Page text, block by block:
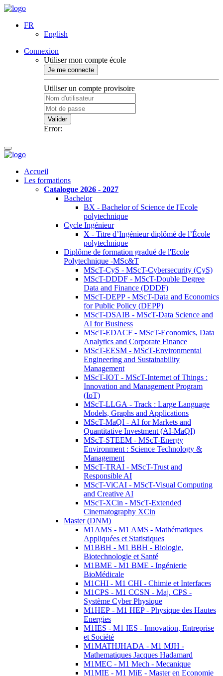
FR
English
Connexion
Utiliser mon compte école
Je me connecte
Utiliser un compte provisoire
Valider
Error:
Accueil
Les formations
Catalogue 2026 - 2027
Bachelor
BX - Bachelor of Science de l'Ecole
polytechnique
Cycle Ingénieur
X - Titre d’Ingénieur diplômé de l’École
polytechnique
Diplôme de formation gradué de l'Ecole
Polytechnique -MSc&T
MScT-CyS - MScT-Cybersecurity (CyS)
MScT-DDDF - MScT-Double Degree
Data and Finance (DDDF)
MScT-DEPP - MScT-Data and Economics
for Public Policy (DEPP)
MScT-DSAIB - MScT-Data Science and
AI for Business
MScT-EDACF - MScT-Economics, Data
Analytics and Corporate Finance
MScT-EESM - MScT-Environmental
Engineering and Sustainability
Management
MScT-IOT - MScT-Internet of Things :
Innovation and Management Program
(IoT)
MScT-LLGA - Track : Large Language
Models, Graphs and Applications
MScT-MaQI - AI for Markets and
Quantitative Investment (AI-MaQI)
MScT-STEEM - MScT-Energy
Environment : Science Technology &
Management
MScT-TRAI - MScT-Trust and
Responsible AI
MScT-ViCAI - MScT-Visual Computing
and Creative AI
MScT-XCin - MScT-Extended
Cinematography XCin
Master (DNM)
M1AMS - M1 AMS - Mathématiques
Appliquées et Statistiques
M1BBH - M1 BBH - Biologie,
Biotechnologie et Santé
M1BME - M1 BME - Ingénierie
BioMédicale
M1CHI - M1 CHI - Chimie et Interfaces
M1CPS - M1 CCSN - Maj. CPS -
Système Cyber Physique
M1HEP - M1 HEP - Physique des Hautes
Energies
M1IES - M1 IES - Innovation, Entreprise
et Société
M1MATHJHADA - M1 MJH -
Mathematiques Jacques Hadamard
M1MEC - M1 Mech - Mecanique
M1MIE - M1 MiE - Master en Economie